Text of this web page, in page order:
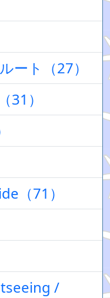
ート（27）
31）
（71）
/